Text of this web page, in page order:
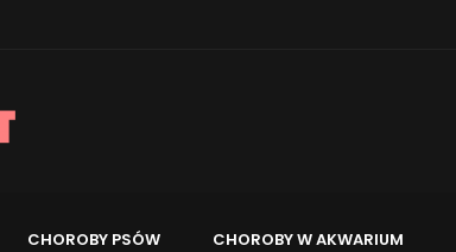
CHOROBY PSÓW CHOROBY W AKWARIUM